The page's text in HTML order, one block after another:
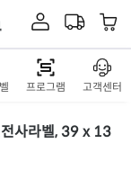
프로그램 고객센터
사라벨, 39 x 13